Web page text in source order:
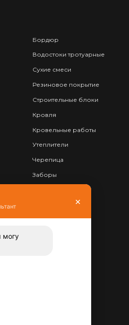
Бордюр
Водостоки тротуарные
Сухие смеси
Резиновое покрытие
Строительные блоки
Кровля
Кровельные работы
Утеплители
Черепица
Заборы
×
могу